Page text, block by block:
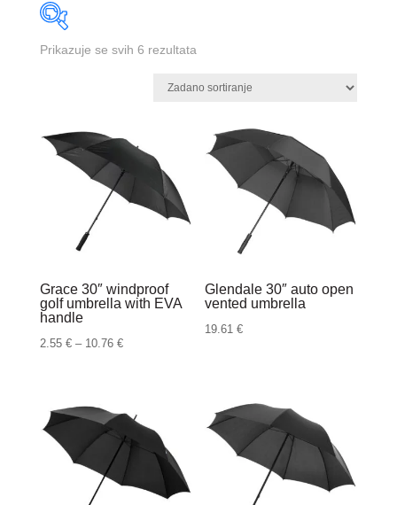
Prikazuje se svih 6 rezultata
Grace 30″ windproof
golf umbrella with EVA
handle
2.55 € – 10.76 €Raspon
2.55 €
do
10.76 €
Glendale 30″ auto open
vented umbrella
19.61€